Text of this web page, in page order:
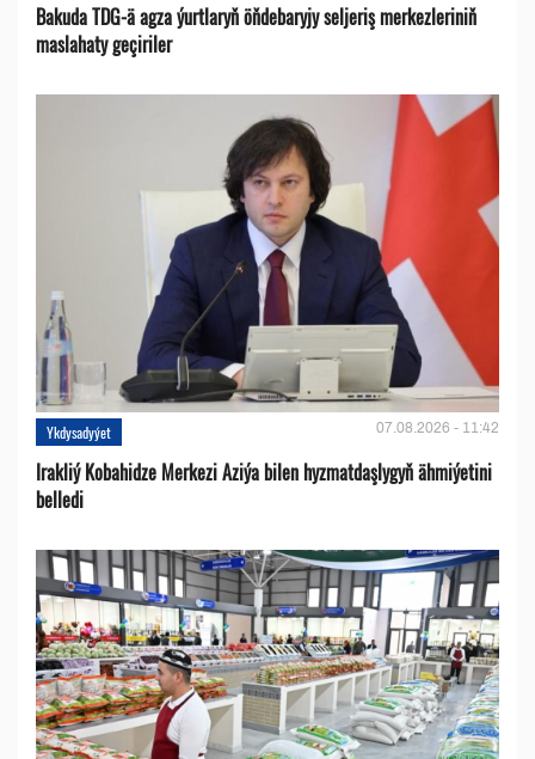
Bakuda TDG-ä agza ýurtlaryň öňdebaryjy seljeriş merkezleriniň
maslahaty geçiriler
Ykdysadyýet 07.08.2026 - 11:42
Irakliý Kobahidze Merkezi Aziýa bilen hyzmatdaşlygyň ähmiýetini
belledi